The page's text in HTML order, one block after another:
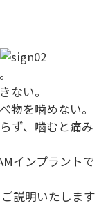
ない。
物を噛めない。
ず、噛むと痛み
インプラントで
説明いたします